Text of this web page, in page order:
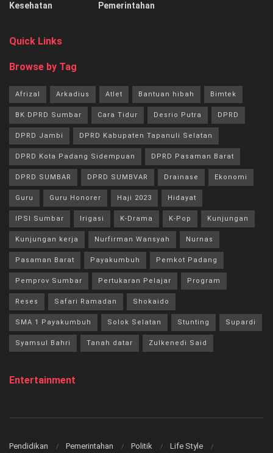
Kesehatan
Pemerintahan
Quick Links
Browse by Tag
Afrizal Arkadius Atlet Bantuan hibah Bimtek
BK DPRD Sumbar Cara Tidur Desrio Putra DPRD
DPRD Jambi DPRD Kabupaten Tapanuli Selatan
DPRD Kota Padang Sidempuan DPRD Pasaman Barat
DPRD SUMBAR DPRD SUMBVAR Drainase Ekonomi
Guru Guru Honorer Haji 2023 Hidayat
IPSI Sumbar Irigasi K-Drama K-Pop Kunjungan
Kunjungan kerja Nurfirman Wansyah Nurnas
Pasaman Barat Payakumbuh Pemkot Padang
Pemprov Sumbar Pertukaran Pelajar Program
Reses Safari Ramadan Shokaido
SMA 1 Payakumbuh Solok Selatan Stunting Supardi
Syamsul Bahri Tanah datar Zulkenedi Said
Entertainment
Pendidikan Pemerintahan Politik Life Style